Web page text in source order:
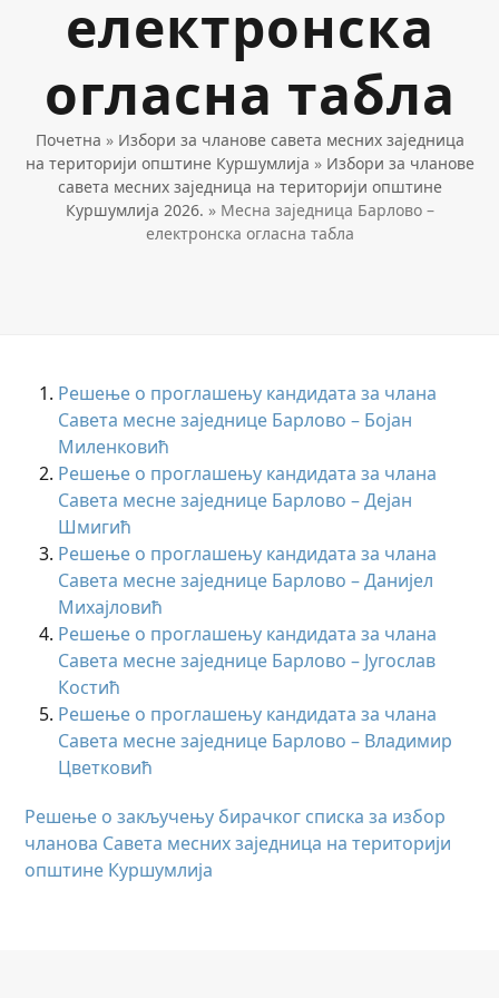
електронска
огласна табла
Почетна » Избори за чланове савета месних заједница
на територији општине Куршумлија » Избори за чланове
савета месних заједница на територији општине
Куршумлија 2026. » Месна заједница Барлово –
електронска огласна табла
Решење о проглашењу кандидата за члана
Савета месне заједнице Барлово – Бојан
Миленковић
Решење о проглашењу кандидата за члана
Савета месне заједнице Барлово – Дејан
Шмигић
Решење о проглашењу кандидата за члана
Савета месне заједнице Барлово – Данијел
Михајловић
Решење о проглашењу кандидата за члана
Савета месне заједнице Барлово – Југослав
Костић
Решење о проглашењу кандидата за члана
Савета месне заједнице Барлово – Владимир
Цветковић
Решење о закључењу бирачког списка за избор
чланова Савета месних заједница на територији
општине Куршумлија